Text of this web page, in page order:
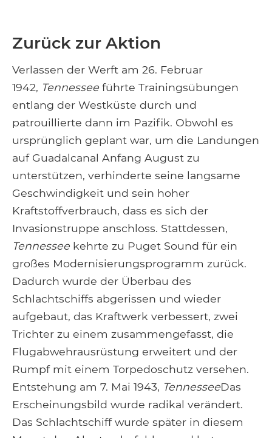
Zurück zur Aktion
Verlassen der Werft am 26. Februar
1942, Tennessee führte Trainingsübungen
entlang der Westküste durch und
patrouillierte dann im Pazifik. Obwohl es
ursprünglich geplant war, um die Landungen
auf Guadalcanal Anfang August zu
unterstützen, verhinderte seine langsame
Geschwindigkeit und sein hoher
Kraftstoffverbrauch, dass es sich der
Invasionstruppe anschloss. Stattdessen,
Tennessee kehrte zu Puget Sound für ein
großes Modernisierungsprogramm zurück.
Dadurch wurde der Überbau des
Schlachtschiffs abgerissen und wieder
aufgebaut, das Kraftwerk verbessert, zwei
Trichter zu einem zusammengefasst, die
Flugabwehrausrüstung erweitert und der
Rumpf mit einem Torpedoschutz versehen.
Entstehung am 7. Mai 1943, TennesseeDas
Erscheinungsbild wurde radikal verändert.
Das Schlachtschiff wurde später in diesem